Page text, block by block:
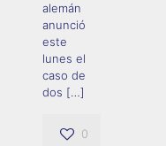
alemán
anunció
este
lunes el
caso de
dos […]
0